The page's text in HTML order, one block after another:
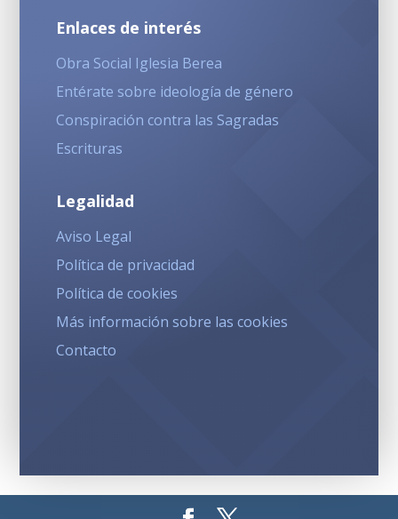
Enlaces de interés
Obra Social Iglesia Berea
Entérate sobre ideología de género
Conspiración contra las Sagradas
Escrituras
Legalidad
Aviso Legal
Política de privacidad
Política de cookies
Más información sobre las cookies
Contacto